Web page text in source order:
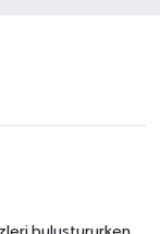
buluştururken,